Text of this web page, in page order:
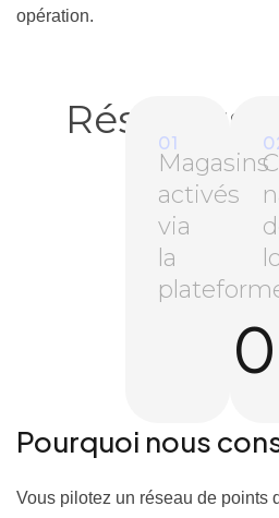
opération.
Résultats
01
Magasins
activés
via
la
0
Pourquoi nous
Vous pilotez un réseau de points